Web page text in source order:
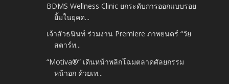
BDMS Wellness Clinic ยกระดับการออกแบบรอย
ยิ้มในยุคด...
เจ้าสัวธนินท์ ร่วมงาน Premiere ภาพยนตร์ “วัย
สตาร์ท...
“Motiva®” เดินหน้าพลิกโฉมตลาดศัลยกรรม
หน้าอก ด้วยเท...